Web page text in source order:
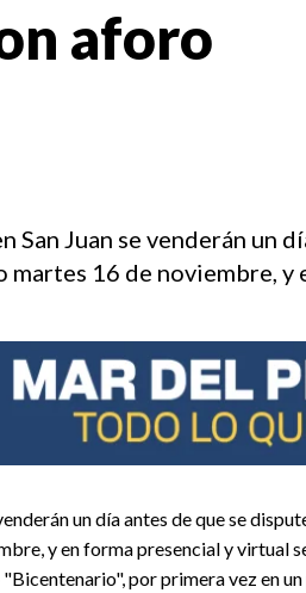
aforo
Juan se venderán un
16 de noviembre,
un día antes de que se
y en forma presencial y virtual
por primera vez en